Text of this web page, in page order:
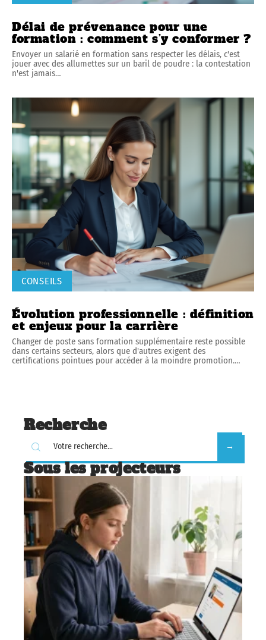
Délai de prévenance pour une
formation : comment s’y conformer ?
Envoyer un salarié en formation sans respecter les délais, c'est
jouer avec des allumettes sur un baril de poudre : la contestation
n'est jamais…
CONSEILS
Évolution professionnelle : définition
et enjeux pour la carrière
Changer de poste sans formation supplémentaire reste possible
dans certains secteurs, alors que d'autres exigent des
certifications pointues pour accéder à la moindre promotion.…
Recherche
Sous les projecteurs